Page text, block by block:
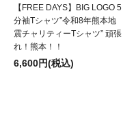
【FREE DAYS】BIG LOGO 5
分袖Tシャツ”令和8年熊本地
震チャリティーTシャツ” 頑張
れ！熊本！！
6,600円(税込)